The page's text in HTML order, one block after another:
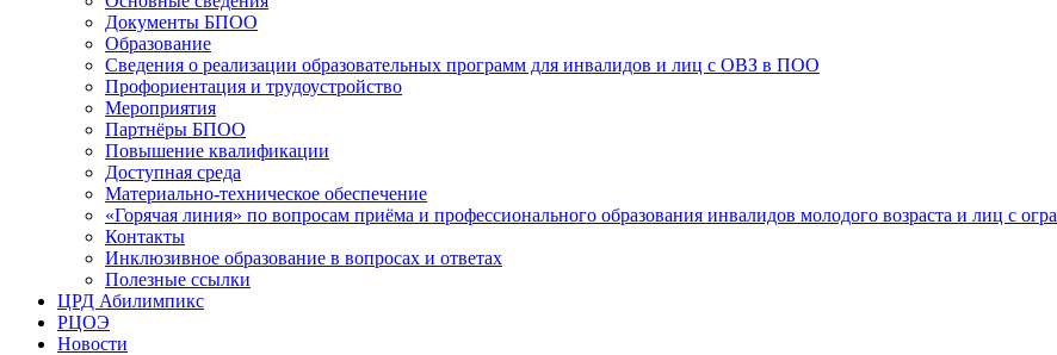
Документы БПОО
Образование
Сведения о реализации образовательных программ для инвалидов и лиц с ОВЗ в ПОО
Профориентация и трудоустройство
Мероприятия
Партнёры БПОО
Повышение квалификации
Доступная среда
Материально-техническое обеспечение
«Горячая линия» по вопросам приёма и профессионального образования инвалидов молодого возраста и лиц с
Контакты
Инклюзивное образование в вопросах и ответах
Полезные ссылки
ЦРД Абилимпикс
РЦОЭ
Новости